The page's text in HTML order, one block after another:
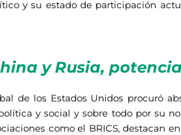
y su estado de participación
y Rusia,
de los Estados Unidos procuró
y social y sobre todo por su
como el BRICS, destacan